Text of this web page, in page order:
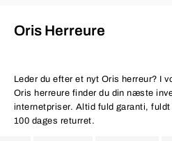
Oris Herreure
Leder du efter et nyt Oris herreur? I
Oris herreure finder du din næste
internetpriser. Altid fuld garanti,
100 dages returret.